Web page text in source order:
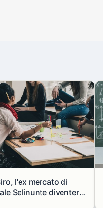
l'ex mercato di
Selinunte diventerà